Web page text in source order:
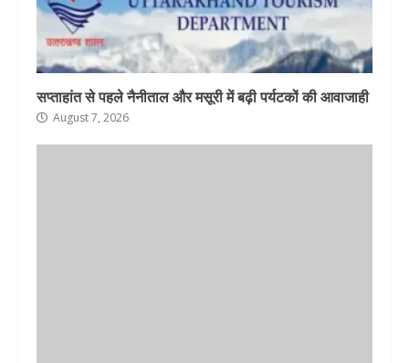
सप्ताहांत से पहले नैनीताल और मसूरी में बढ़ी पर्यटकों की आवाजाही
August 7, 2026